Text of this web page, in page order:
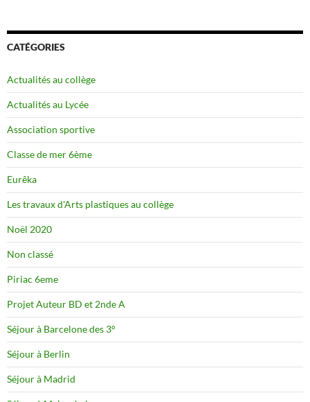
CATÉGORIES
Actualités au collège
Actualités au Lycée
Association sportive
Classe de mer 6ème
Eurêka
Les travaux d'Arts plastiques au collège
Noël 2020
Non classé
Piriac 6eme
Projet Auteur BD et 2nde A
Séjour à Barcelone des 3°
Séjour à Berlin
Séjour à Madrid